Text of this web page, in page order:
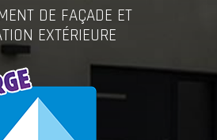
DE FAÇADE ET
EXTÉRIEURE